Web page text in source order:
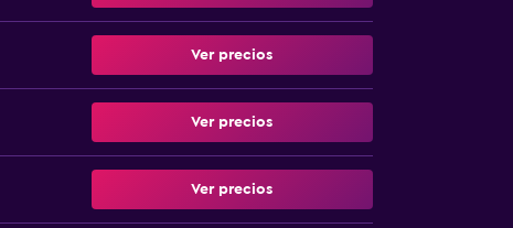
Ver precios
Ver precios
Ver precios